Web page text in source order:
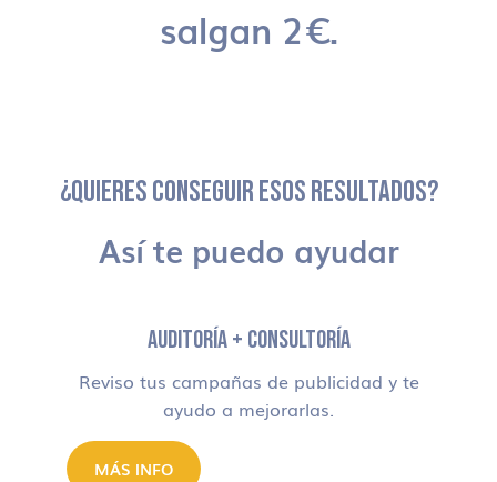
salgan 2€.
¿QUIERES CONSEGUIR ESOS RESULTADOS?
Así te puedo ayudar
AUDITORÍA + CONSULTORÍA
Reviso tus campañas de publicidad y te
ayudo a mejorarlas.
MÁS INFO